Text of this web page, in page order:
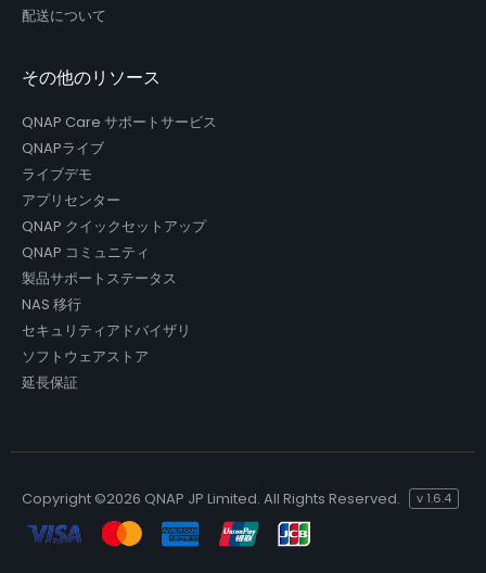
配送について
その他のリソース
QNAP Care サポートサービス
QNAPライブ
ライブデモ
アプリセンター
QNAP クイックセットアップ
QNAP コミュニティ
製品サポートステータス
NAS 移行
セキュリティアドバイザリ
ソフトウェアストア
延長保証
Copyright ©2026 QNAP JP Limited. All Rights Reserved. v 1.6.4